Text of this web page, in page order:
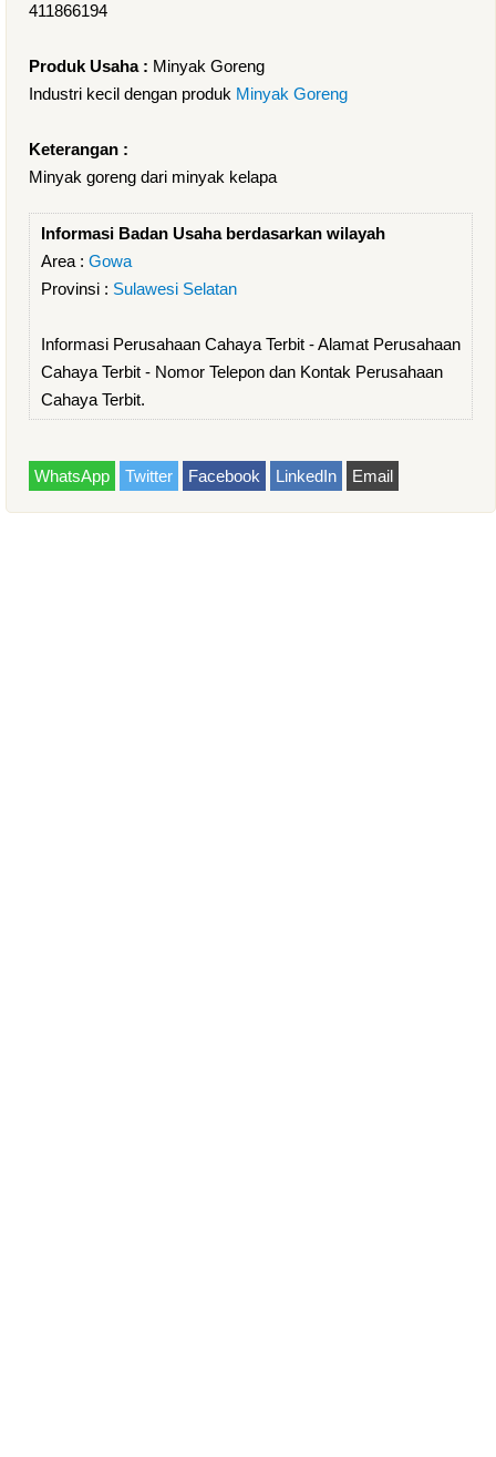
411866194
Produk Usaha : Minyak Goreng
Industri kecil dengan produk Minyak Goreng
Keterangan :
Minyak goreng dari minyak kelapa
Informasi Badan Usaha berdasarkan wilayah
Area : Gowa
Provinsi : Sulawesi Selatan
Informasi Perusahaan Cahaya Terbit - Alamat Perusahaan
Cahaya Terbit - Nomor Telepon dan Kontak Perusahaan
Cahaya Terbit.
WhatsApp Twitter Facebook LinkedIn Email